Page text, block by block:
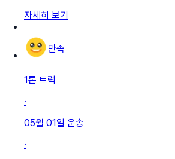
자세히 보기
만족
1톤 트럭
·
05월 01일 운송
·